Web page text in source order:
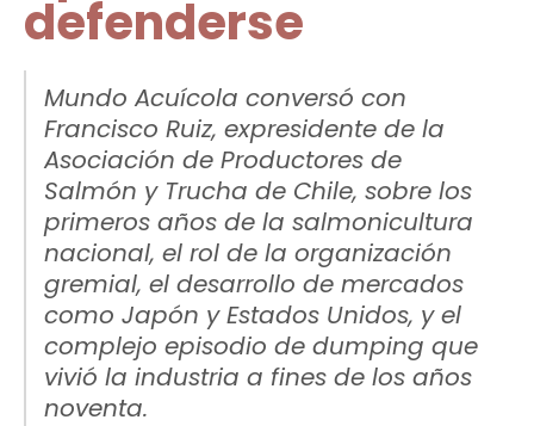
defenderse
Mundo Acuícola conversó con
Francisco Ruiz, expresidente de la
Asociación de Productores de
Salmón y Trucha de Chile, sobre los
primeros años de la salmonicultura
nacional, el rol de la organización
gremial, el desarrollo de mercados
como Japón y Estados Unidos, y el
complejo episodio de dumping que
vivió la industria a fines de los años
noventa.